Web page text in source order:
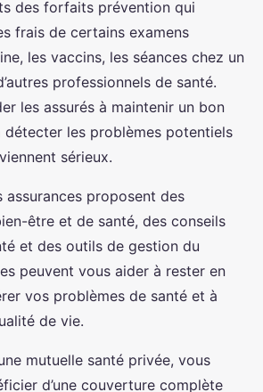
des forfaits prévention qui
frais de certains examens
les vaccins, les séances chez un
professionnels de santé.
les assurés à maintenir un bon
les problèmes potentiels
sérieux.
assurances proposent des
être et de santé, des conseils
et des outils de gestion du
peuvent vous aider à rester en
vos problèmes de santé et à
de vie.
mutuelle santé privée, vous
d’une couverture complète